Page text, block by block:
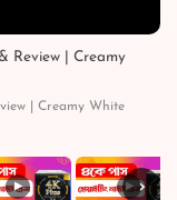
Review | Creamy
| Creamy White
▶ ▶ ›